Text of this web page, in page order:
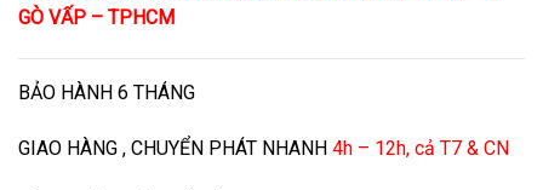
GÒ VẤP – TPHCM
BẢO HÀNH 6 THÁNG
GIAO HÀNG , CHUYỂN PHÁT NHANH 4h – 12h, cả T7 & CN